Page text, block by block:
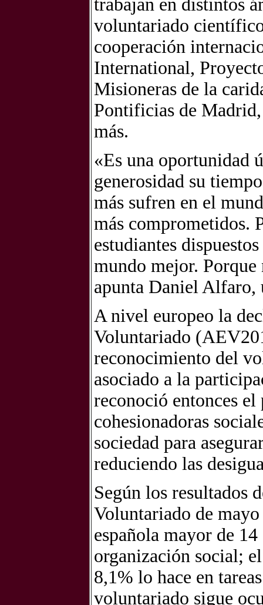
trabajan en distintos
voluntariado
cooperación
International,
Misioneras de la
Pontificias de
más.
«Es una oportunidad
generosidad su
más sufren en el
más comprometidos.
estudiantes
mundo mejor. Porque
apunta Daniel Alfaro,
A nivel europeo la
Voluntariado
reconocimiento del
asociado a la
reconoció entonces el
cohesionadoras
sociedad para
reduciendo las
Según los resultados
Voluntariado de
española mayor de
organización social;
8,1% lo hace en
voluntariado sigue